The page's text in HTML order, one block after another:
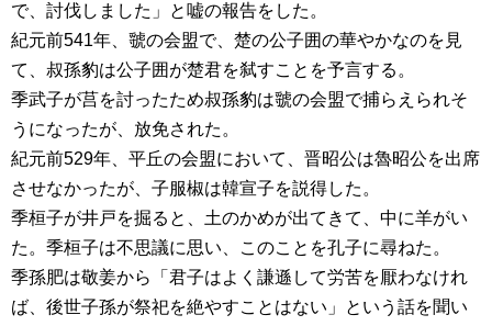
で、討伐しました」と嘘の報告をした。
紀元前541年、虢の会盟で、楚の公子囲の華やかなのを見
て、叔孫豹は公子囲が楚君を弑すことを予言する。
季武子が莒を討ったため叔孫豹は虢の会盟で捕らえられそ
うになったが、放免された。
紀元前529年、平丘の会盟において、晋昭公は魯昭公を出席
させなかったが、子服椒は韓宣子を説得した。
季桓子が井戸を掘ると、土のかめが出てきて、中に羊がい
た。季桓子は不思議に思い、このことを孔子に尋ねた。
季孫肥は敬姜から「君子はよく謙遜して労苦を厭わなけれ
ば、後世子孫が祭祀を絶やすことはない」という話を聞い